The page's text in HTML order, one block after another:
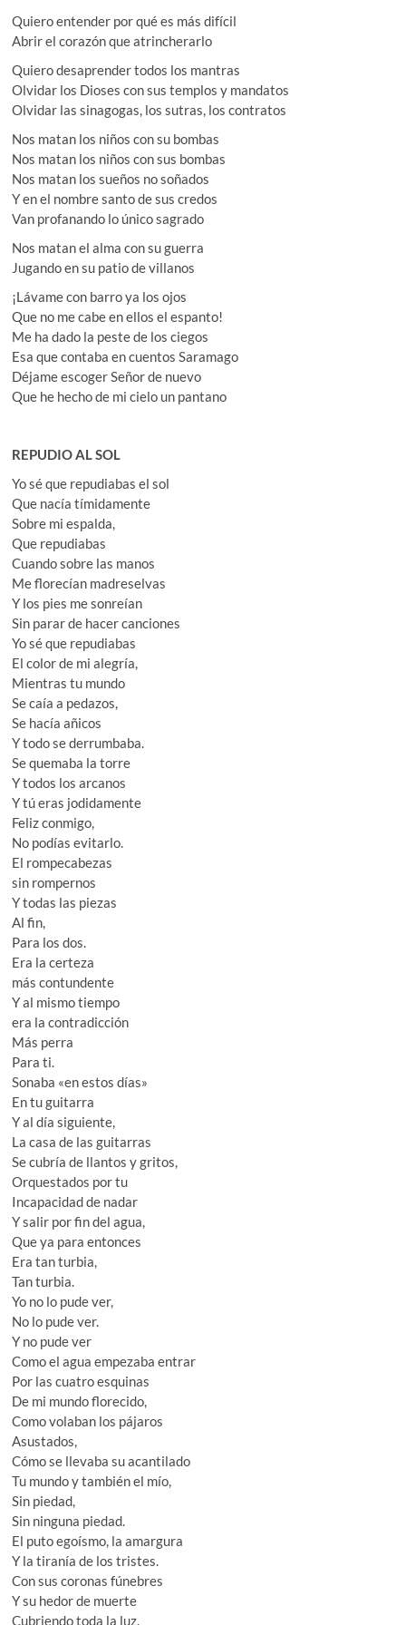
Quiero entender por qué es más difícil
Abrir el corazón que atrincherarlo
Quiero desaprender todos los mantras
Olvidar los Dioses con sus templos y mandatos
Olvidar las sinagogas, los sutras, los contratos
Nos matan los niños con su bombas
Nos matan los niños con sus bombas
Nos matan los sueños no soñados
Y en el nombre santo de sus credos
Van profanando lo único sagrado
Nos matan el alma con su guerra
Jugando en su patio de villanos
¡Lávame con barro ya los ojos
Que no me cabe en ellos el espanto!
Me ha dado la peste de los ciegos
Esa que contaba en cuentos Saramago
Déjame escoger Señor de nuevo
Que he hecho de mi cielo un pantano
REPUDIO AL SOL
Yo sé que repudiabas el sol
Que nacía tímidamente
Sobre mi espalda,
Que repudiabas
Cuando sobre las manos
Me florecían madreselvas
Y los pies me sonreían
Sin parar de hacer canciones
Yo sé que repudiabas
El color de mi alegría,
Mientras tu mundo
Se caía a pedazos,
Se hacía añicos
Y todo se derrumbaba.
Se quemaba la torre
Y todos los arcanos
Y tú eras jodidamente
Feliz conmigo,
No podías evitarlo.
El rompecabezas
sin rompernos
Y todas las piezas
Al fin,
Para los dos.
Era la certeza
más contundente
Y al mismo tiempo
era la contradicción
Más perra
Para ti.
Sonaba «en estos días»
En tu guitarra
Y al día siguiente,
La casa de las guitarras
Se cubría de llantos y gritos,
Orquestados por tu
Incapacidad de nadar
Y salir por fin del agua,
Que ya para entonces
Era tan turbia,
Tan turbia.
Yo no lo pude ver,
No lo pude ver.
Y no pude ver
Como el agua empezaba entrar
Por las cuatro esquinas
De mi mundo florecido,
Como volaban los pájaros
Asustados,
Cómo se llevaba su acantilado
Tu mundo y también el mío,
Sin piedad,
Sin ninguna piedad.
El puto egoísmo, la amargura
Y la tiranía de los tristes.
Con sus coronas fúnebres
Y su hedor de muerte
Cubriendo toda la luz.